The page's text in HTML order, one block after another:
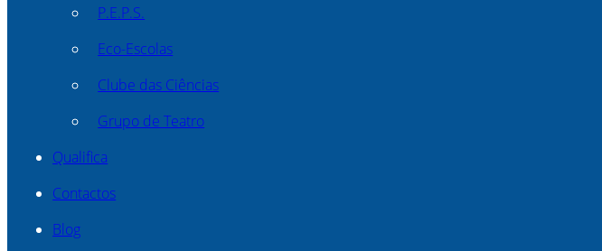
P.E.P.S.
Eco-Escolas
Clube das Ciências
Grupo de Teatro
Qualifica
Contactos
Blog